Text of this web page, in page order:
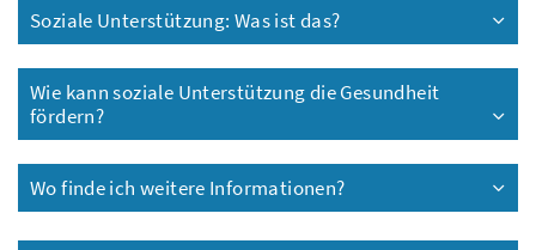
Soziale Unterstützung: Was ist das?
Wie kann soziale Unterstützung die Gesundheit
fördern?
Wo finde ich weitere Informationen?